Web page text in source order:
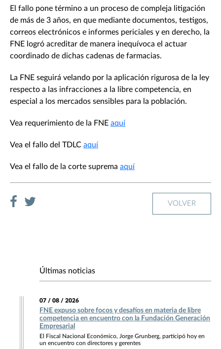
El fallo pone término a un proceso de compleja litigación
de más de 3 años, en que mediante documentos, testigos,
correos electrónicos e informes periciales y en derecho, la
FNE logró acreditar de manera inequívoca el actuar
coordinado de dichas cadenas de farmacias.
La FNE seguirá velando por la aplicación rigurosa de la ley
respecto a las infracciones a la libre competencia, en
especial a los mercados sensibles para la población.
Vea requerimiento de la FNE aquí
Vea el fallo del TDLC aquí
Vea el fallo de la corte suprema aquí
VOLVER
Últimas noticias
07 / 08 / 2026
FNE expuso sobre focos y desafíos en materia de libre
competencia en encuentro con la Fundación Generación
Empresarial
El Fiscal Nacional Económico, Jorge Grunberg, participó hoy en
un encuentro con directores y gerentes